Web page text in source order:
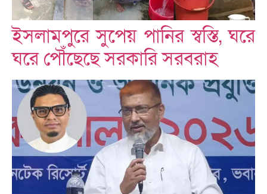
ইসলামপুরে সুপেয় পানির স্বস্তি, ঘরে
ঘরে পৌঁছেছে সরকারি সরবরাহ